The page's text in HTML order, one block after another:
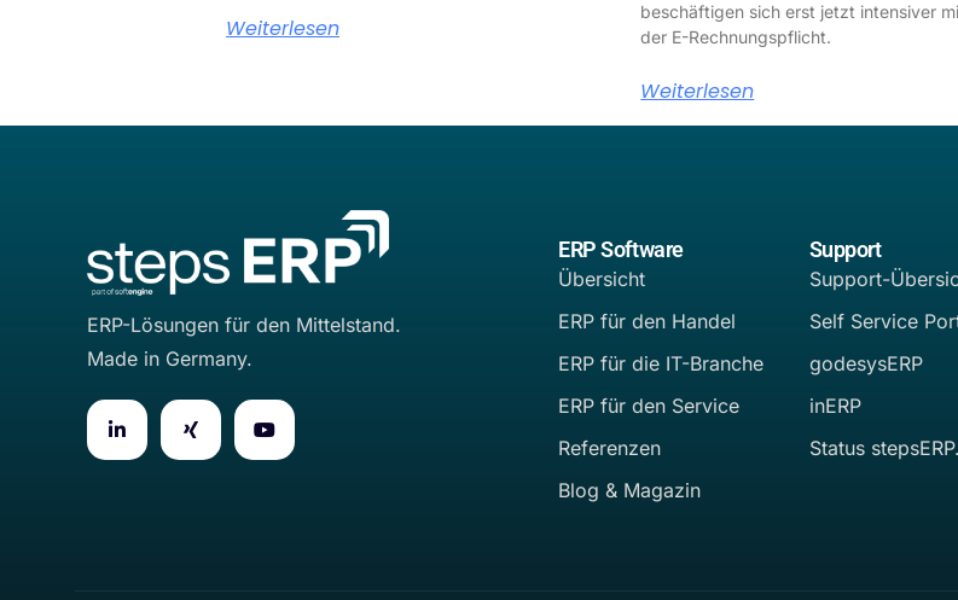
Weiterlesen
beschäftigen sich erst jetzt intensiver
der E-Rechnungspflicht.
Weiterlesen
ERP-Lösungen für den Mittelstand.
Made in Germany.
ERP Software
Übersicht
ERP für den Handel
ERP für die IT-Branche
ERP für den Service
Referenzen
Blog & Magazin
Support
Support-
Self Service
godesysERP
inERP
Status